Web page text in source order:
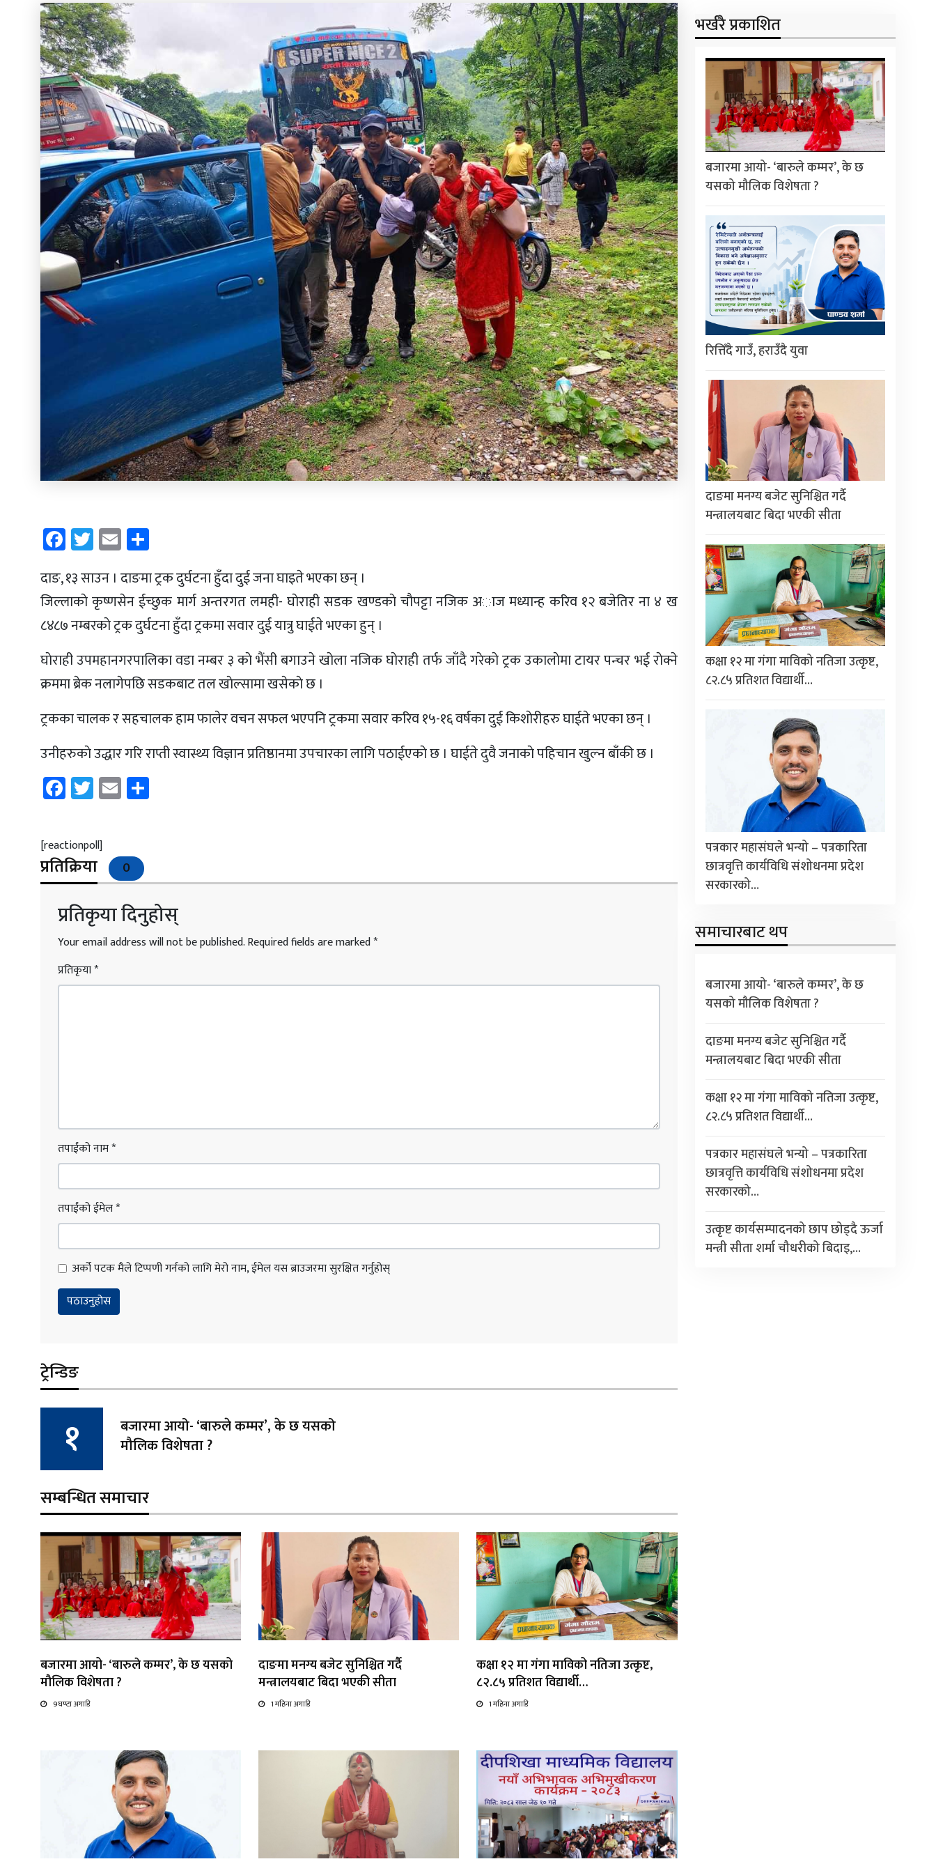
Facebook
Twitter
Email
दाङ, १३ साउन । दाङमा ट्रक दुर्घटना हुँदा दुई जना घाइते भएका छन् ।
जिल्लाकाे कृष्णसेन ईच्छुक मार्ग अन्तरगत लमही- घाेराही सडक खण्डकाे चाैपट्टा नजिक अाज मध्यान्ह करिव १२ बजेतिर ना ४ ख
८४८७ नम्बरकाे ट्रक दुर्घटना हुँदा ट्रकमा सवार दुई यात्रु घाईते भएका हुन् ।
घाेराही उपमहानगरपालिका वडा नम्बर ३ काे भैंसी बगाउने खाेला नजिक घाेराही तर्फ जाँदै गरेकाे ट्रक उकालाेमा टायर पन्चर भई राेक्ने
क्रममा ब्रेक नलागेपछि सडकबाट तल खाेल्सामा खसेकाे छ ।
ट्रकका चालक र सहचालक हाम फालेर वचन सफल भएपनि ट्रकमा सवार करिव १५-१६ वर्षका दुई किशाेरीहरु घाईते भएका छन् ।
उनीहरुकाे उद्धार गरि राप्ती स्वास्थ्य विज्ञान प्रतिष्ठानमा उपचारका लागि पठाईएकाे छ । घाईते दुवै जनाकाे पहिचान खुल्न बाँकी छ ।
Facebook
Twitter
Email
[reactionpoll]
प्रतिक्रिया 0
प्रतिकृया दिनुहोस्
Your email address will not be published.Required fields are marked*
प्रतिकृया*
तपाईंको नाम*
तपाईंको ईमेल*
अर्को पटक मैले टिप्पणी गर्नको लागि मेरो नाम, ईमेल यस ब्राउजरमा सुरक्षित गर्नुहोस्
ट्रेन्डिङ
बजारमा आयो- ‘बारुले कम्मर’, के छ यसको
मौलिक विशेषता ?
सम्बन्धित समाचार
बजारमा आयो- ‘बारुले कम्मर’, के छ यसको
मौलिक विशेषता ?
9 घण्टा अगाडि
दाङमा मनग्य बजेट सुनिश्चित गर्दै
मन्त्रालयबाट बिदा भएकी सीता
1 महिना अगाडि
कक्षा १२ मा गंगा माविको नतिजा उत्कृष्ट,
८२.८५ प्रतिशत विद्यार्थी…
1 महिना अगाडि
भर्खरै प्रकाशित
बजारमा आयो- ‘बारुले कम्मर’, के छ
यसको मौलिक विशेषता ?
रित्तिँदै गाउँ, हराउँदै युवा
दाङमा मनग्य बजेट सुनिश्चित गर्दै
मन्त्रालयबाट बिदा भएकी सीता
कक्षा १२ मा गंगा माविको नतिजा उत्कृष्ट,
८२.८५ प्रतिशत विद्यार्थी…
पत्रकार महासंघले भन्यो – पत्रकारिता
छात्रवृत्ति कार्यविधि संशोधनमा प्रदेश
सरकारको…
समाचारबाट थप
बजारमा आयो- ‘बारुले कम्मर’, के छ
यसको मौलिक विशेषता ?
दाङमा मनग्य बजेट सुनिश्चित गर्दै
मन्त्रालयबाट बिदा भएकी सीता
कक्षा १२ मा गंगा माविको नतिजा उत्कृष्ट,
८२.८५ प्रतिशत विद्यार्थी…
पत्रकार महासंघले भन्यो – पत्रकारिता
छात्रवृत्ति कार्यविधि संशोधनमा प्रदेश
सरकारको…
उत्कृष्ट कार्यसम्पादनको छाप छोड्दै ऊर्जा
मन्त्री सीता शर्मा चौधरीको बिदाइ,…